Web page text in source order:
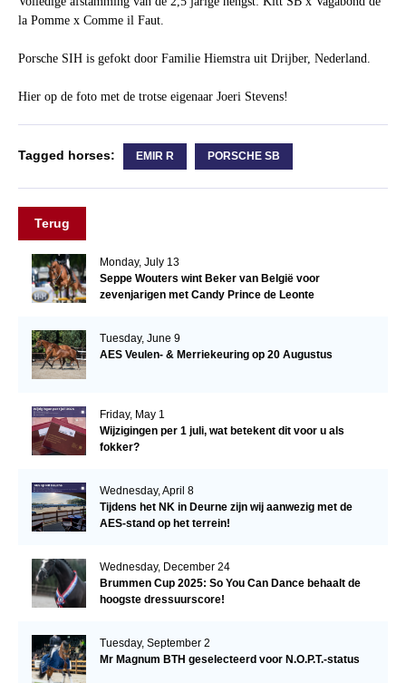
la Pomme x Comme il Faut.
Porsche SIH is gefokt door Familie Hiemstra uit Drijber, Nederland.
Hier op de foto met de trotse eigenaar Joeri Stevens!
Tagged horses: EMIR R PORSCHE SB
Terug
Monday, July 13
Seppe Wouters wint Beker van België voor
zevenjarigen met Candy Prince de Leonte
Tuesday, June 9
AES Veulen- & Merriekeuring op 20 Augustus
Friday, May 1
Wijzigingen per 1 juli, wat betekent dit voor u als
fokker?
Wednesday, April 8
Tijdens het NK in Deurne zijn wij aanwezig met de
AES-stand op het terrein!
Wednesday, December 24
Brummen Cup 2025: So You Can Dance behaalt de
hoogste dressuurscore!
Tuesday, September 2
Mr Magnum BTH geselecteerd voor N.O.P.T.-status